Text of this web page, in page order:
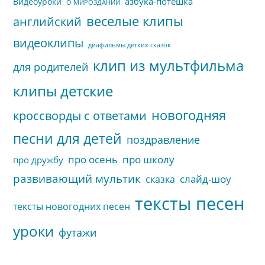
О МИРОЗДАНИИ
английский веселые клипы
видеоклипы диафильмы детких сказок
для родителей клип из мультфильма
клипы детские
кроссворды с ответами новогодняя
песни для детей поздравление
про дружбу про осень про школу
развивающий мультик сказка слайд-шоу
тексты новогодних песен тексты песен
уроки футажи